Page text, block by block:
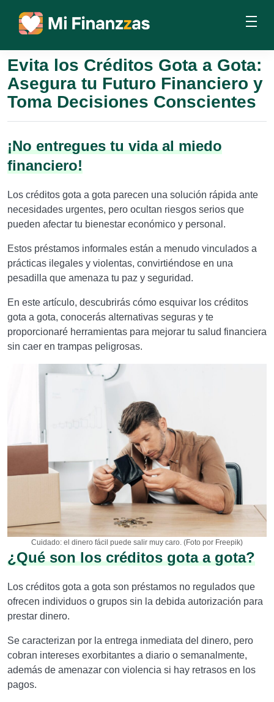
Evita los Créditos Gota a Gota:
Asegura tu Futuro Financiero y
Toma Decisiones Conscientes
¡No entregues tu vida al miedo
financiero!
Los créditos gota a gota parecen una solución rápida ante
necesidades urgentes, pero ocultan riesgos serios que
pueden afectar tu bienestar económico y personal.
Estos préstamos informales están a menudo vinculados a
prácticas ilegales y violentas, convirtiéndose en una
pesadilla que amenaza tu paz y seguridad.
En este artículo, descubrirás cómo esquivar los créditos
gota a gota, conocerás alternativas seguras y te
proporcionaré herramientas para mejorar tu salud financiera
sin caer en trampas peligrosas.
Cuidado: el dinero fácil puede salir muy caro. (Foto por Freepik)
¿Qué son los créditos gota a gota?
Los créditos gota a gota son préstamos no regulados que
ofrecen individuos o grupos sin la debida autorización para
prestar dinero.
Se caracterizan por la entrega inmediata del dinero, pero
cobran intereses exorbitantes a diario o semanalmente,
además de amenazar con violencia si hay retrasos en los
pagos.